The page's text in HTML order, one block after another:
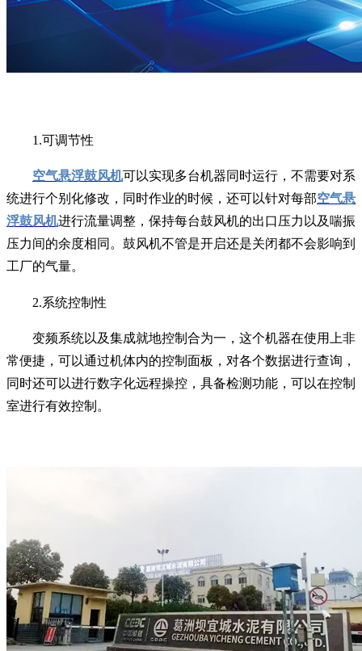
1.可调节性
空气悬浮鼓风机可以实现多台机器同时运行，不需要对系
统进行个别化修改，同时作业的时候，还可以针对每部空气悬
浮鼓风机进行流量调整，保持每台鼓风机的出口压力以及喘振
压力间的余度相同。鼓风机不管是开启还是关闭都不会影响到
工厂的气量。
2.系统控制性
变频系统以及集成就地控制合为一，这个机器在使用上非
常便捷，可以通过机体内的控制面板，对各个数据进行查询，
同时还可以进行数字化远程操控，具备检测功能，可以在控制
室进行有效控制。